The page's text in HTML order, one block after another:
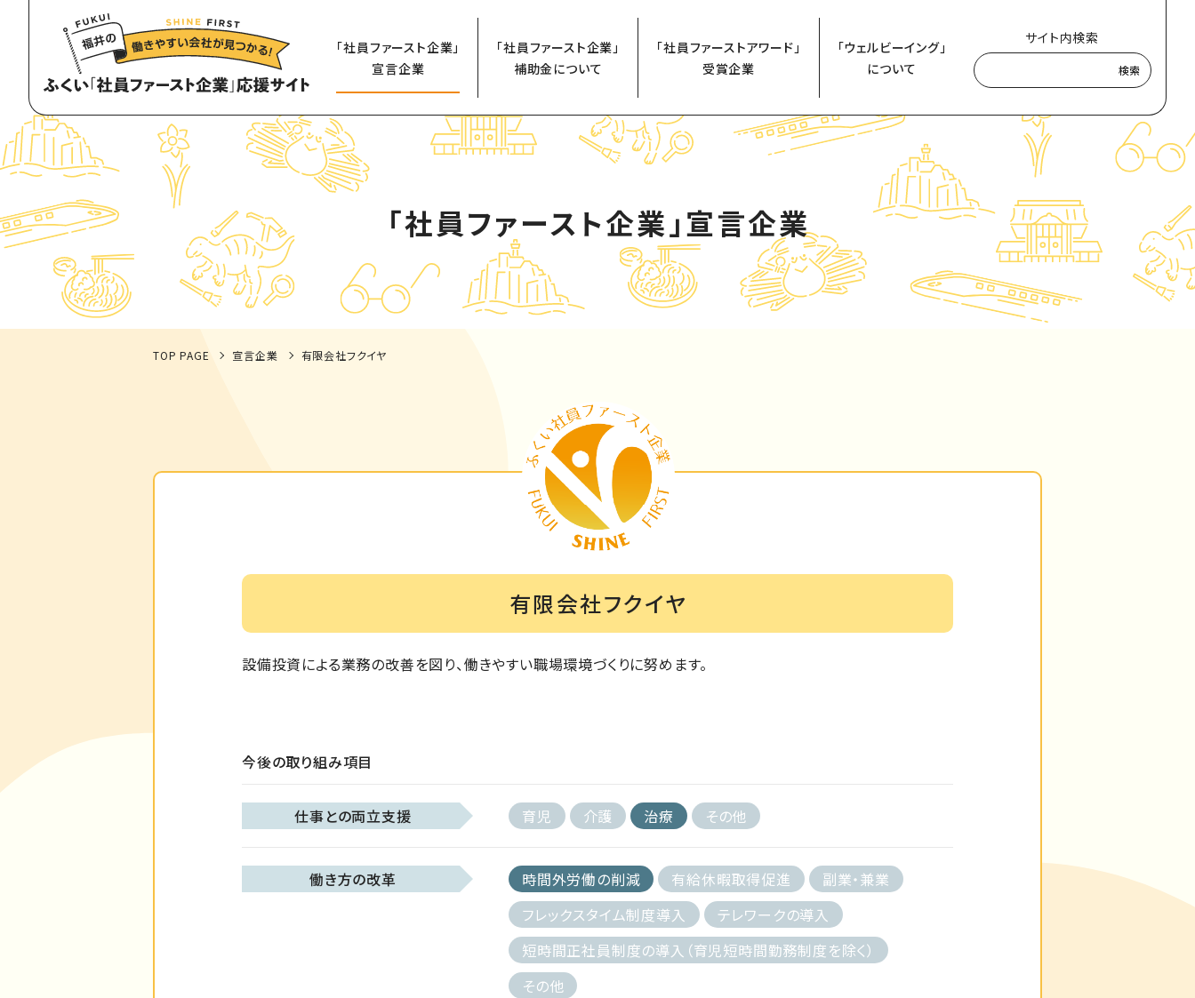
「社員ファースト企業」
宣言企業
「社員ファースト企業」
補助金について
「社員ファーストアワード」
受賞企業
「ウェルビーイング」
について
サイト内検索
検索
「社員ファースト企業」宣言企業
TOP PAGE 宣言企業 有限会社フクイヤ
有限会社フクイヤ
設備投資による業務の改善を図り、働きやすい職場環境づくりに努めます。
今後の取り組み項目
仕事との両立支援 育児 介護 治療 その他
働き方の改革 時間外労働の削減 有給休暇取得促進
副業・兼業
フレックスタイム制度導入
テレワークの導入
短時間正社員制度の導入（育児短時間勤務制度を除く）
その他